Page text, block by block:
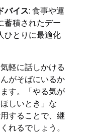
バイス: 食事や運
蓄積されたデー
ひとりに最適化
軽に話しかける
がそばにいるか
す。「やる気が
しいとき」な
することで、継
れるでしょう。